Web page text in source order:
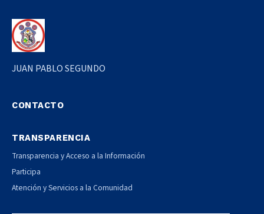
JUAN PABLO SEGUNDO
CONTACTO
TRANSPARENCIA
Transparencia y Acceso a la Información
Participa
Atención y Servicios a la Comunidad